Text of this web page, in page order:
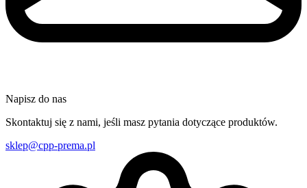
Napisz do nas
Skontaktuj się z nami, jeśli masz pytania dotyczące produktów.
sklep@cpp-prema.pl